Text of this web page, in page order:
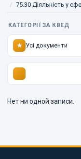
75.30 Діяльність у
КАТЕГОРІЇ ЗА КВЕД
★ Усі документи
Нет ни одной записи.